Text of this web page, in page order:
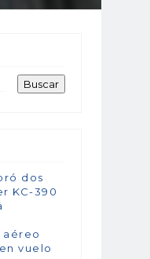
dos
KC-390
vuelo